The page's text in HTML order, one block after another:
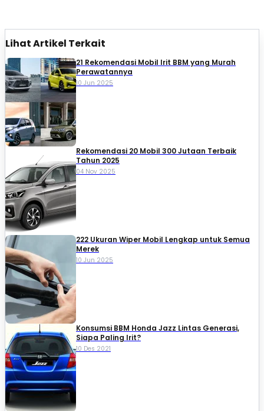
Lihat Artikel Terkait
21 Rekomendasi Mobil Irit BBM yang Murah
Perawatannya
10 Jun 2025
Rekomendasi 20 Mobil 300 Jutaan Terbaik
Tahun 2025
04 Nov 2025
222 Ukuran Wiper Mobil Lengkap untuk Semua
Merek
10 Jun 2025
Konsumsi BBM Honda Jazz Lintas Generasi,
Siapa Paling Irit?
10 Des 2021